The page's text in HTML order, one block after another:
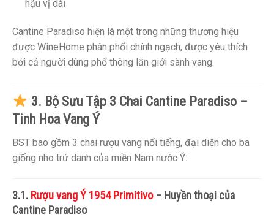
hậu vị dài
Cantine Paradiso hiện là một trong những thương hiệu
được WineHome phân phối chính ngạch, được yêu thích
bởi cả người dùng phổ thông lẫn giới sành vang.
3. Bộ Sưu Tập 3 Chai Cantine Paradiso –
Tinh Hoa Vang Ý
BST bao gồm 3 chai rượu vang nổi tiếng, đại diện cho ba
giống nho trứ danh của miền Nam nước Ý:
3.1. Rượu vang Ý 1954 Primitivo – Huyền thoại của
Cantine Paradiso